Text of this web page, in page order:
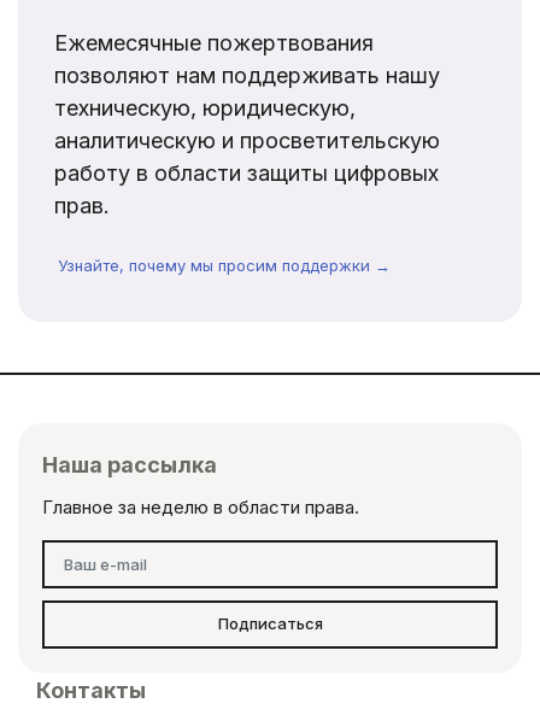
Ежемесячные пожертвования
позволяют нам поддерживать нашу
техническую, юридическую,
аналитическую и просветительскую
работу в области защиты цифровых
прав.
Узнайте, почему мы просим поддержки →
Наша рассылка
Главное за неделю в области права.
Подписаться
Контакты